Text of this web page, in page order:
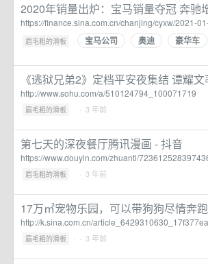
2020年销量出炉：宝马销量夺冠 奔驰
https://finance.sina.com.cn/chanjing/cyxw/2021-
眉毛粗的滑板 · 宝马公司 奥迪 豪华车
《逃狱兄弟2》定档平安夜集结 谭耀
http://www.sohu.com/a/510124794_100071719
眉毛粗的滑板 · · 3 年前
第七天的深夜餐厅腾讯漫画 - 抖音
https://www.douyin.com/zhuanti/
眉毛粗的滑板 · · 3 年前
17万㎡宠物乐园，可以带狗狗尽情奔
http://k.sina.com.cn/
眉毛粗的滑板 · · 3 年前